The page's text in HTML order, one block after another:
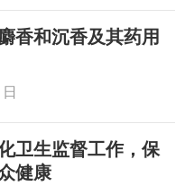
香和沉香及其药用
卫生监督工作，保
健康